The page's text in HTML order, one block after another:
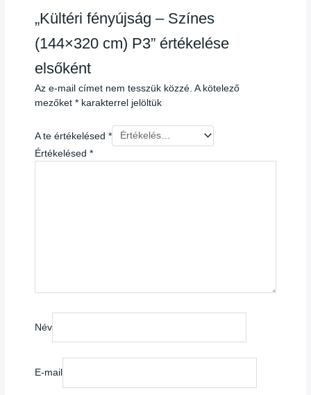
„Kültéri fényújság – Színes
(144×320 cm) P3” értékelése
elsőként
Az e-mail címet nem tesszük közzé. A kötelező
mezőket* karakterrel jelöltük
A te értékelésed*
Értékelésed*
Név
E-mail